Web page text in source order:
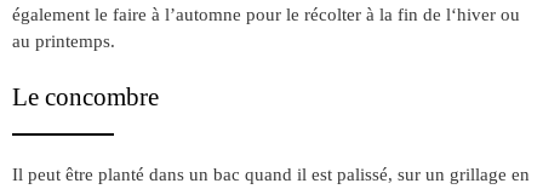
également le faire à l’automne pour le récolter à la fin de l‘hiver ou
au printemps.
Le concombre
Il peut être planté dans un bac quand il est palissé, sur un grillage en